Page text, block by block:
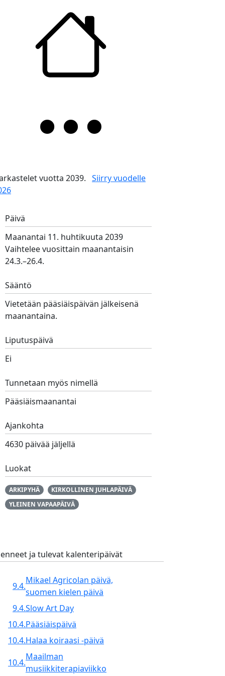
vuotta 2039. Siirry vuodelle
Päivä
Maanantai 11. huhtikuuta 2039
Vaihtelee vuosittain maanantaisin
24.3.–26.4.
Sääntö
Vietetään pääsiäispäivän jälkeisenä
maanantaina.
Liputuspäivä
Ei
Tunnetaan myös nimellä
Pääsiäismaanantai
Ajankohta
4630 päivää jäljellä
Luokat
ARKIPYHÄ
KIRKOLLINEN JUHLAPÄIVÄ
YLEINEN VAPAAPÄIVÄ
ja tulevat kalenteripäivät
9.4.
Mikael Agricolan päivä,
suomen kielen päivä
9.4.Slow Art Day
10.4.Pääsiäispäivä
10.4.Halaa koiraasi -päivä
10.4.
Maailman
musiikkiterapiaviikko